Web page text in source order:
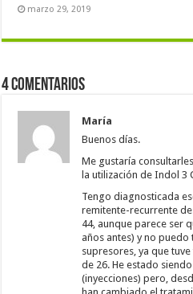
marzo 29, 2019
4 comentarios
María
Buenos días.
Me gustaría
la utilización de Indol 3
Tengo diagnosticada
remitente-recurrente
44, aunque parece ser
años antes) y no
supresores, ya que
de 26. He estado
(inyecciones) pero,